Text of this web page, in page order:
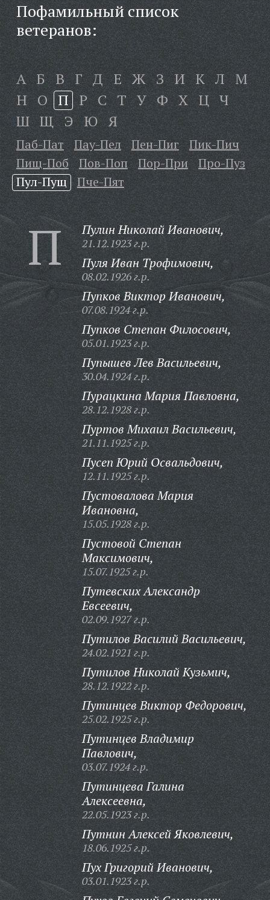
Пофамильный список
ветеранов:
А Б В Г Д Е Ж З И К Л М
Н О П Р С Т У Ф Х Ц Ч
Ш Щ Э Ю Я
Паб-Пат Пау-Пел Пен-Пиг
Пик-Пич
Пищ-Поб
Пов-Поп Пор-При
Про-Пуз
Пул-Пущ
Пче-Пят
П Пулин Николай Иванович,
21.12.1923 г.р.
Пуля Иван Трофимович,
08.02.1926 г.р.
Пупков Виктор Иванович,
07.08.1924 г.р.
Пупков Степан Филосович,
05.01.1923 г.р.
Пупышев Лев Васильевич,
30.04.1924 г.р.
Пурацкина Мария Павловна,
28.12.1928 г.р.
Пуртов Михаил Васильевич,
21.11.1925 г.р.
Пусеп Юрий Освальдович,
12.11.1925 г.р.
Пустовалова Мария
Ивановна,
15.05.1928 г.р.
Пустовой Степан
Максимович,
15.07.1925 г.р.
Путевских Александр
Евсеевич,
02.09.1927 г.р.
Путилов Василий Васильевич,
24.02.1921 г.р.
Путилов Николай Кузьмич,
28.12.1922 г.р.
Путинцев Виктор Федорович,
25.02.1925 г.р.
Путинцев Владимир
Павлович,
03.07.1924 г.р.
Путинцева Галина
Алексеевна,
22.05.1923 г.р.
Путнин Алексей Яковлевич,
18.06.1925 г.р.
Пух Григорий Иванович,
03.01.1923 г.р.